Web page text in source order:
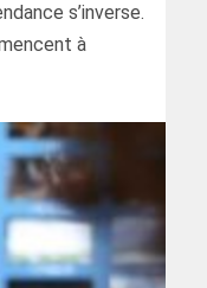
s’inverse.
à